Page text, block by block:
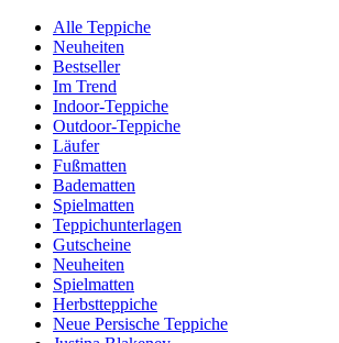
Alle Teppiche
Neuheiten
Bestseller
Im Trend
Indoor-Teppiche
Outdoor-Teppiche
Läufer
Fußmatten
Badematten
Spielmatten
Teppichunterlagen
Gutscheine
Neuheiten
Spielmatten
Herbstteppiche
Neue Persische Teppiche